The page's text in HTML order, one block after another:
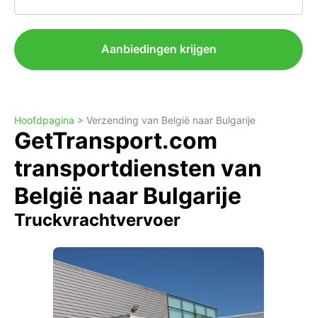
Aanbiedingen krijgen
Hoofdpagina > Verzending van België naar Bulgarije
GetTransport.com
transportdiensten van
België naar Bulgarije
Truckvrachtvervoer